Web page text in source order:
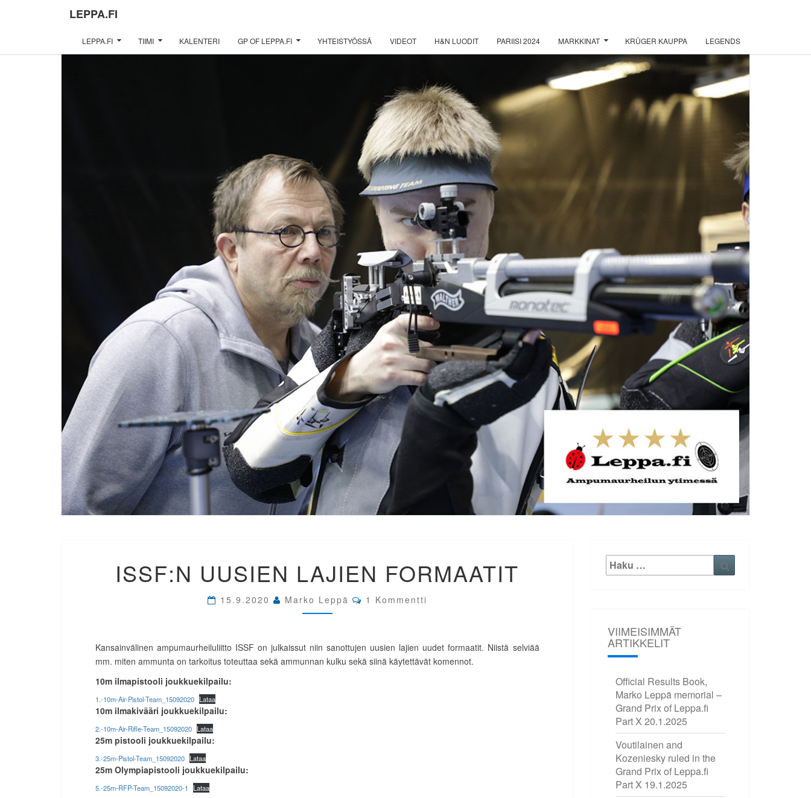
LEPPA.FI
LEPPA.FI TIIMI KALENTERI GP OF LEPPA.FI YHTEISTYÖSSÄ VIDEOT H&N LUODIT PARIISI 2024 MARKKINAT KRÜGER KAUPPA LEGENDS
UUSIEN
LAJIEN
ISSF:N UUSIEN LAJIEN FORMAATIT
15.9.2020 Marko Leppä Comments
1 Kommentti
Kansainvälinen ampumaurheiluliitto ISSF on julkaissut niin sanottujen uusien lajien uudet formaatit. Niistä selviää
mm. miten ammunta on tarkoitus toteuttaa sekä ammunnan kulku sekä siinä käytettävät komennot.
10m ilmapistooli joukkuekilpailu:
1.-10m-Air-Pistol-Team_15092020 Lataa
10m ilmakivääri joukkuekilpailu:
2.-10m-Air-Rifle-Team_15092020 Lataa
25m pistooli joukkuekilpailu:
3.-25m-Pistol-Team_15092020 Lataa
25m Olympiapistooli joukkuekilpailu:
5.-25m-RFP-Team_15092020-1 Lataa
Etsi:
VIIMEISIMMÄT
ARTIKKELIT
Official Results Book,
Marko Leppä memorial –
Grand Prix of Leppa.fi
Part X 20.1.2025
Voutilainen and
Kozeniesky ruled in the
Grand Prix of Leppa.fi
Part X 19.1.2025